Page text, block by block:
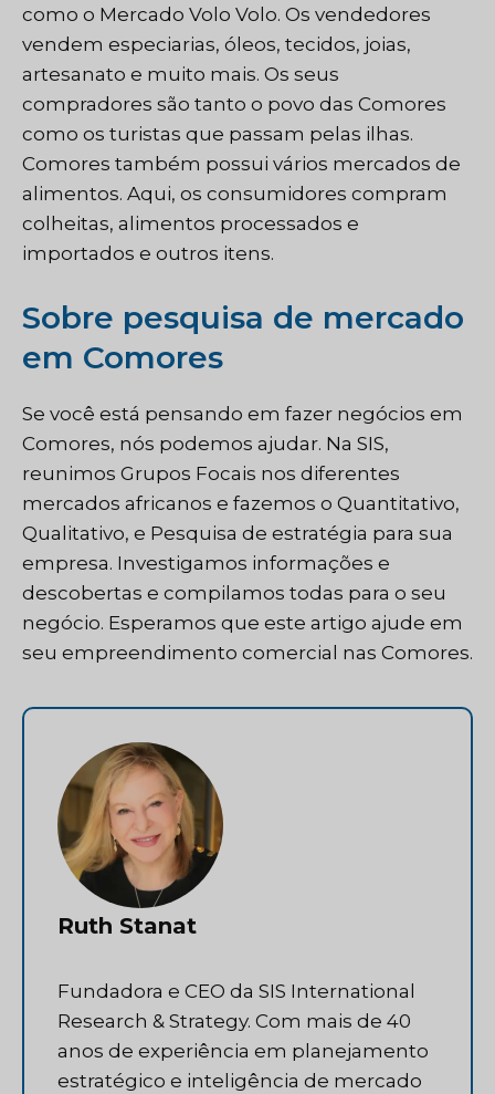
como o Mercado Volo Volo. Os vendedores
vendem especiarias, óleos, tecidos, joias,
artesanato e muito mais. Os seus
compradores são tanto o povo das Comores
como os turistas que passam pelas ilhas.
Comores também possui vários mercados de
alimentos. Aqui, os consumidores compram
colheitas, alimentos processados e
importados e outros itens.
Sobre pesquisa de mercado
em Comores
Se você está pensando em fazer negócios em
Comores, nós podemos ajudar. Na SIS,
reunimos Grupos Focais nos diferentes
mercados africanos e fazemos o Quantitativo,
Qualitativo, e Pesquisa de estratégia para sua
empresa. Investigamos informações e
descobertas e compilamos todas para o seu
negócio. Esperamos que este artigo ajude em
seu empreendimento comercial nas Comores.
Ruth Stanat
Fundadora e CEO da SIS International
Research & Strategy. Com mais de 40
anos de experiência em planejamento
estratégico e inteligência de mercado